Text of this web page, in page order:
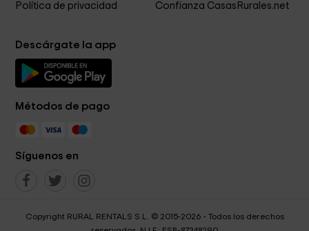
Política de privacidad Confianza CasasRurales.net
Descárgate la app
Métodos de pago
Síguenos en
Copyright RURAL RENTALS S.L. © 2015-2026 - Todos los derechos